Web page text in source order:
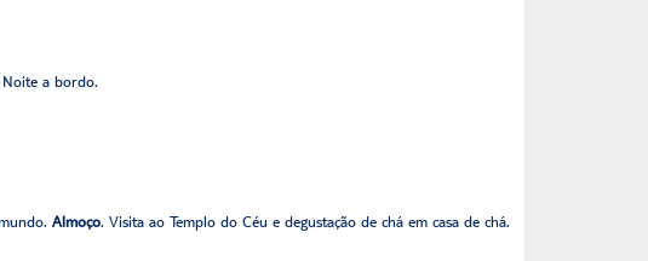
a bordo.
Almoço. Visita ao Templo do Céu e degustação de chá em casa de chá.